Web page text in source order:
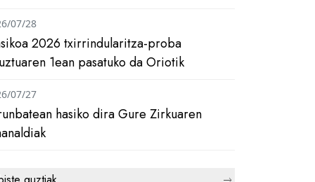
2026 txirrindularitza-proba
1ean pasatuko da Oriotik
07/28
hasiko dira Gure Zirkuaren
07/27